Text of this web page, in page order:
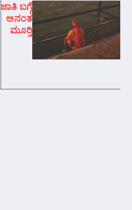
ಜಾತಿ ಬಗ್ಗೆ
ಅನಂತ
ಮೂರ್‍ತಿ